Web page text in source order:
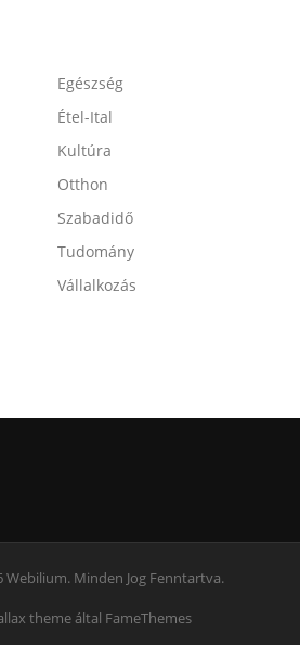
Egészség
Étel-Ital
Kultúra
Otthon
Szabadidő
Tudomány
Vállalkozás
Minden Jog Fenntartva.
themeáltal FameThemes